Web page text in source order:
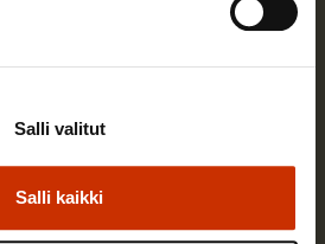
Salli kaikki
Salli valitut